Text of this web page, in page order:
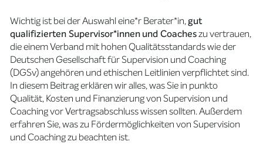
Wichtig ist bei der Auswahl eine*r Berater*in,gut
qualifizierten Supervisor*innenund Coacheszu vertrauen,
die einem Verband mit hohen Qualitätsstandards wie der
Deutschen Gesellschaft für Supervision und Coaching
(DGSv) angehören und ethischen Leitlinien verpflichtet sind.
In diesem Beitrag erklären wir alles, was Sie in punkto
Qualität, Kosten und Finanzierung von Supervision und
Coaching vor Vertragsabschluss wissen sollten. Außerdem
erfahren Sie, was zu Fördermöglichkeiten von Supervision
und Coaching zu beachten ist.